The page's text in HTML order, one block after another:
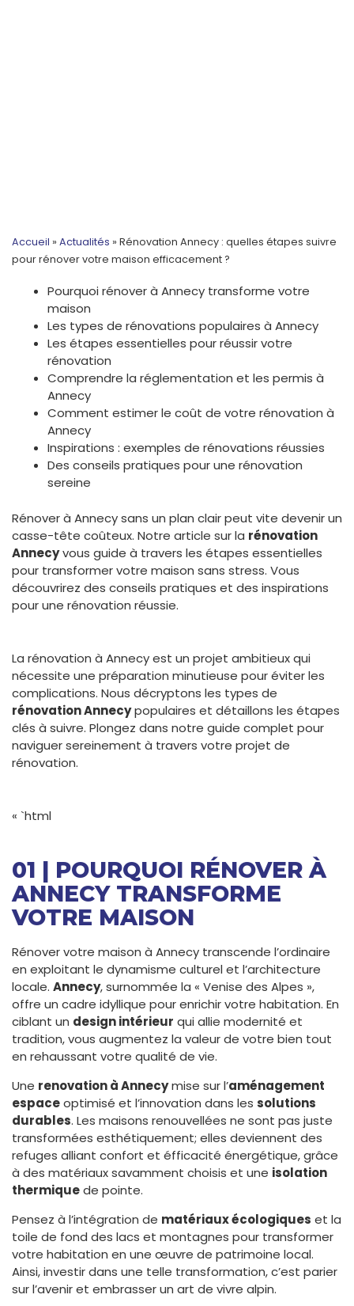
Accueil » Actualités » Rénovation Annecy : quelles étapes suivre
pour rénover votre maison efficacement ?
Pourquoi rénover à Annecy transforme votre
maison
Les types de rénovations populaires à Annecy
Les étapes essentielles pour réussir votre
rénovation
Comprendre la réglementation et les permis à
Annecy
Comment estimer le coût de votre rénovation à
Annecy
Inspirations : exemples de rénovations réussies
Des conseils pratiques pour une rénovation
sereine
Rénover à Annecy sans un plan clair peut vite devenir un
casse-tête coûteux. Notre article sur la rénovation
Annecyvous guide à travers les étapes essentielles
pour transformer votre maison sans stress. Vous
découvrirez des conseils pratiques et des inspirations
pour une rénovation réussie.
La rénovation à Annecy est un projet ambitieux qui
nécessite une préparation minutieuse pour éviter les
complications. Nous décryptons les types de
rénovation Annecypopulaires et détaillons les étapes
clés à suivre. Plongez dans notre guide complet pour
naviguer sereinement à travers votre projet de
rénovation.
« `html
01 | POURQUOI RÉNOVER À
ANNECY TRANSFORME
VOTRE MAISON
Rénover votre maison à Annecy transcende l’ordinaire
en exploitant le dynamisme culturel et l’architecture
locale. Annecy, surnommée la « Venise des Alpes »,
offre un cadre idyllique pour enrichir votre habitation. En
ciblant un design intérieur qui allie modernité et
tradition, vous augmentez la valeur de votre bien tout
en rehaussant votre qualité de vie.
Une renovation à Annecymise sur l’aménagement
espaceoptimisé et l’innovation dans les solutions
durables. Les maisons renouvellées ne sont pas juste
transformées esthétiquement; elles deviennent des
refuges alliant confort et éfficacité énergétique, grâce
à des matériaux savamment choisis et une isolation
thermiquede pointe.
Pensez à l’intégration de matériaux écologiques et la
toile de fond des lacs et montagnes pour transformer
votre habitation en une œuvre de patrimoine local.
Ainsi, investir dans une telle transformation, c’est parier
sur l’avenir et embrasser un art de vivre alpin.